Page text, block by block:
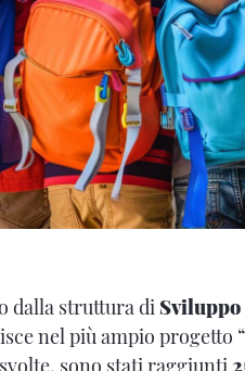
dalla struttura di
nel più ampio progetto “
sono stati raggiunti